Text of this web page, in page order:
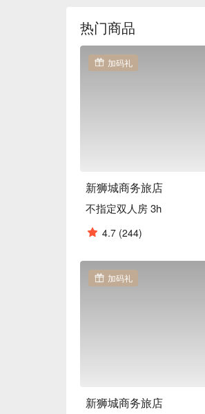
新狮城商务旅店优惠、新
热门商品
加码礼
新狮城商务旅店
不指定双人房 3h
4.7 (244)
加码礼
新狮城商务旅店